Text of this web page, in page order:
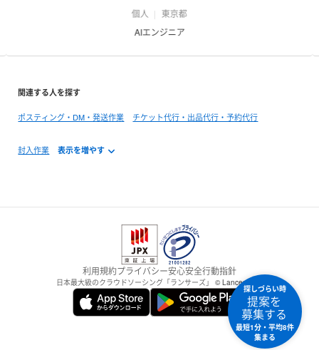
個人
東京都
AIエンジニア
関連する人を探す
ポスティング・DM・発送作業 チケット代行・出品代行・予約代行
封入作業
探しづらい時
提案を
募集する
最短1分・平均8件
集まる
利用規約プライバシー安心安全行動指針
日本最大級のクラウドソーシング「ランサーズ」 © Lancers,Inc.